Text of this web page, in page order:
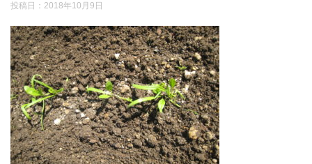
投稿日： 2018年10月9日